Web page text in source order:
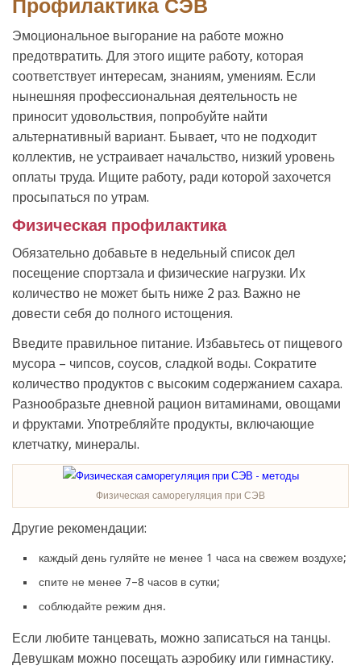
Профилактика СЭВ
Эмоциональное выгорание на работе можно
предотвратить. Для этого ищите работу, которая
соответствует интересам, знаниям, умениям. Если
нынешняя профессиональная деятельность не
приносит удовольствия, попробуйте найти
альтернативный вариант. Бывает, что не подходит
коллектив, не устраивает начальство, низкий уровень
оплаты труда. Ищите работу, ради которой захочется
просыпаться по утрам.
Физическая профилактика
Обязательно добавьте в недельный список дел
посещение спортзала и физические нагрузки. Их
количество не может быть ниже 2 раз. Важно не
довести себя до полного истощения.
Введите правильное питание. Избавьтесь от пищевого
мусора – чипсов, соусов, сладкой воды. Сократите
количество продуктов с высоким содержанием сахара.
Разнообразьте дневной рацион витаминами, овощами
и фруктами. Употребляйте продукты, включающие
клетчатку, минералы.
Физическая саморегуляция при СЭВ
Другие рекомендации:
каждый день гуляйте не менее 1 часа на свежем воздухе;
спите не менее 7–8 часов в сутки;
соблюдайте режим дня.
Если любите танцевать, можно записаться на танцы.
Девушкам можно посещать аэробику или гимнастику.